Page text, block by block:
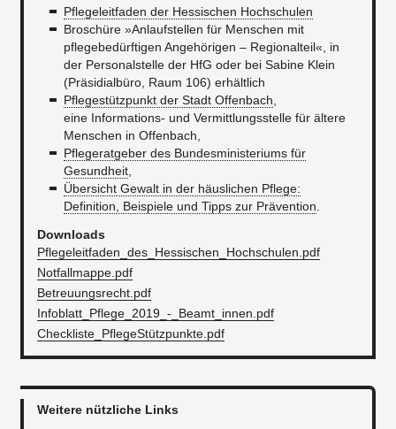
Pflegeleitfaden der Hessischen Hochschulen
Broschüre »Anlaufstellen für Menschen mit
pflegebedürftigen Angehörigen – Regionalteil«, in
der Personalstelle der HfG oder bei Sabine Klein
(Präsidialbüro, Raum 106) erhältlich
Pflegestützpunkt der Stadt Offenbach,
eine Informations- und Vermittlungsstelle für ältere
Menschen in Offenbach,
Pflegeratgeber des Bundesministeriums für
Gesundheit,
Übersicht Gewalt in der häuslichen Pflege:
Definition, Beispiele und Tipps zur Prävention.
Downloads
Pflegeleitfaden_des_Hessischen_Hochschulen.pdf
Notfallmappe.pdf
Betreuungsrecht.pdf
Infoblatt_Pflege_2019_-_Beamt_innen.pdf
Checkliste_PflegeStützpunkte.pdf
Weitere nützliche Links